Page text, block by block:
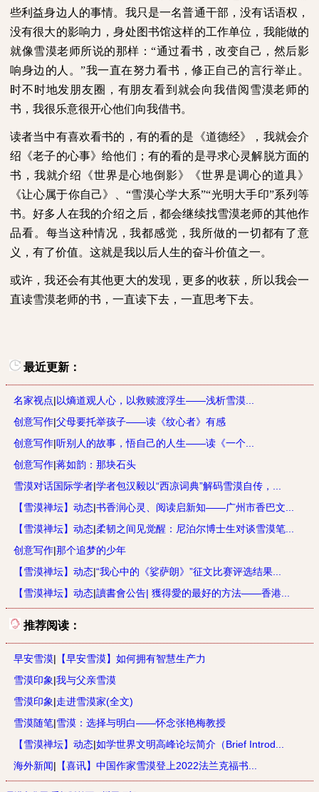
些利益身边人的事情。我只是一名普通干部，没有话语权，
没有很大的影响力，身处图书馆这样的工作单位，我能做的
就像雪漠老师所说的那样：“通过看书，改变自己，然后影
响身边的人。”我一直在努力看书，修正自己的言行举止。
时不时地发朋友圈，有朋友看到就会向我借阅雪漠老师的
书，我很乐意很开心他们向我借书。
读者当中有喜欢看书的，有的看的是《道德经》，我就会介
绍《老子的心事》给他们；有的看的是寻求心灵解脱方面的
书，我就介绍《世界是心地倒影》《世界是调心的道具》
《让心属于你自己》、“雪漠心学大系”“光明大手印”系列等
书。好多人在我的介绍之后，都会继续找雪漠老师的其他作
品看。每当这种情况，我都感觉，我所做的一切都有了意
义，有了价值。这就是我以后人生的奋斗价值之一。
或许，我还会有其他更大的发现，更多的收获，所以我会一
直读雪漠老师的书，一直读下去，一直思考下去。
最近更新：
名家视点|以熵道观人心，以救赎渡浮生——浅析雪漠...
创意写作|父母要托举孩子——读《纹心者》有感
创意写作|听别人的故事，悟自己的人生——读《一个...
创意写作|蒋如韵：那块石头
雪漠对话国际学者|学者包汉毅以“西凉词典”解码雪漠自传，...
【雪漠禅坛】动态|书香润心灵、阅读启新知——广州市香巴文...
【雪漠禅坛】动态|柔韧之间见觉醒：尼泊尔博士生对谈雪漠笔...
创意写作|那个追梦的少年
【雪漠禅坛】动态|“我心中的《娑萨朗》”征文比赛评选结果...
【雪漠禅坛】动态|讀書會公告| 獲得愛的最好的方法——香港...
推荐阅读：
早安雪漠| 【早安雪漠】如何拥有智慧生产力
雪漠印象|我与父亲雪漠
雪漠印象|走进雪漠家(全文)
雪漠随笔|雪漠：选择与明白——怀念张艳梅教授
【雪漠禅坛】动态|如学世界文明高峰论坛简介（Brief Introd...
海外新闻| 【喜讯】中国作家雪漠登上2022法兰克福书...